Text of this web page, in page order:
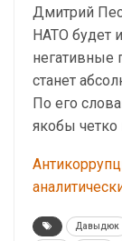
Дмитрий
НАТО будет
негативные
станет
По его
якобы четко
Давыдюк